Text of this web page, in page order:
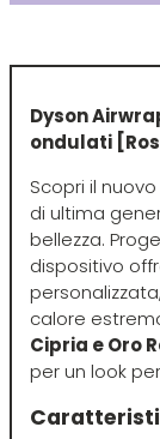
F-G-H
FANOLA
FarmaVita
Dyson
ondulati
Scopri il nuovo
di ultima
bellezza.
dispositivo
calore
Cipria e Oro
per un look